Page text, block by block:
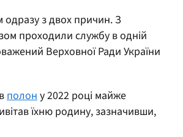
одразу з двох причин. З
проходили службу в одній
Верховної Ради України
полон у 2022 році майже
їхню родину, зазначивши,